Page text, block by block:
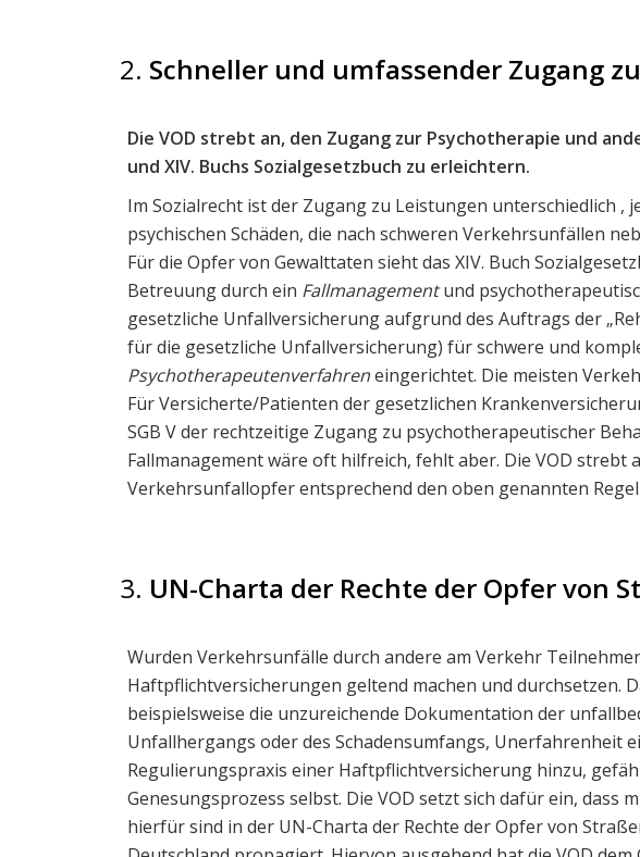
Schneller und umfassender Zugang
Die VOD strebt an, den Zugang zur Psychotherapie und
und XIV. Buchs Sozial­gesetz­buch zu erleichtern.
Im Sozialrecht ist der Zugang zu Leistungen unterschiedlich ,
psychischen Schäden, die nach schweren Verkehrsunfällen
Für die Opfer von Gewalttaten sieht das XIV. Buch
Betreuung durch ein Fallmanagementund
gesetzliche Unfallversicherung aufgrund des Auftrags der
für die gesetzliche Unfallversicherung) für schwere und
Psychotherapeutenverfahreneingerichtet. Die meisten
Für Versicherte/Patienten der gesetzlichen
SGB V der rechtzeitige Zugang zu psychotherapeutischer
Fallmanagement wäre oft hilfreich, fehlt aber. Die VOD
Verkehrsunfallopfer entsprechend den oben genannten
UN-Charta der Rechte der Opfer von
Wurden Verkehrsunfälle durch andere am Verkehr
Haftpflichtversicherungen geltend machen und durchsetzen.
beispielsweise die unzureichende Dokumentation der
Unfallhergangs oder des Schadensumfangs, Unerfahrenheit
Regulierungspraxis einer Haftpflichtversicherung hinzu,
Genesungsprozess selbst. Die VOD setzt sich dafür ein,
hierfür sind in der UN-Charta der Rechte der Opfer von